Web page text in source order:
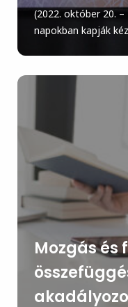
(2022. október 20.
napokban kapják
Mozgás és